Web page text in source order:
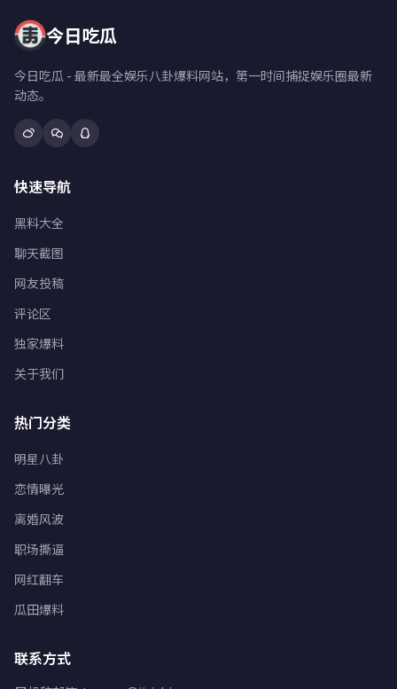
今日吃瓜
今日吃瓜 - 最新最全娱乐八卦爆料网站，第一时间捕捉娱乐圈最新
动态。
快速导航
黑料大全
聊天截图
网友投稿
评论区
独家爆料
关于我们
热门分类
明星八卦
恋情曝光
离婚风波
职场撕逼
网红翻车
瓜田爆料
联系方式